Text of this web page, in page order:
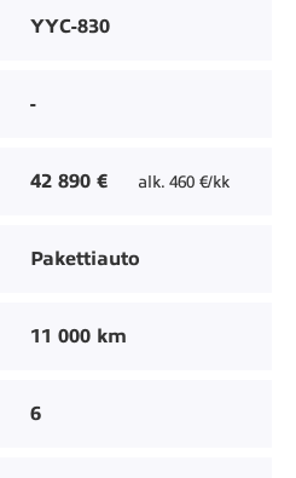
YYC-830
-
42 890 € alk. 460 €/kk
Pakettiauto
11 000 km
6